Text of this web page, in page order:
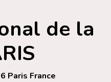
de la
Paris France